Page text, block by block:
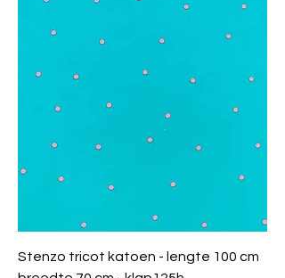
Stenzo tricot katoen - lengte 100 cm